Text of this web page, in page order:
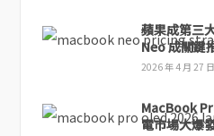
蘋果成第三
Neo 成關鍵
2026 年 4 月 27 日
MacBook
電市場大爆